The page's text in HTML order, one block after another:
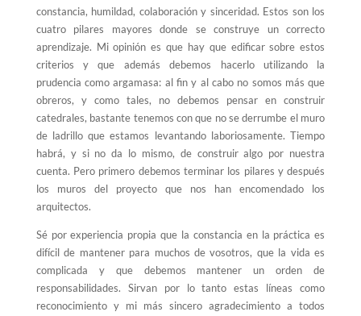
constancia, humildad, colaboración y sinceridad. Estos son los
cuatro pilares mayores donde se construye un correcto
aprendizaje. Mi opinión es que hay que edificar sobre estos
criterios y que además debemos hacerlo utilizando la
prudencia como argamasa: al fin y al cabo no somos más que
obreros, y como tales, no debemos pensar en construir
catedrales, bastante tenemos con que no se derrumbe el muro
de ladrillo que estamos levantando laboriosamente. Tiempo
habrá, y si no da lo mismo, de construir algo por nuestra
cuenta. Pero primero debemos terminar los pilares y después
los muros del proyecto que nos han encomendado los
arquitectos.
Sé por experiencia propia que la constancia en la práctica es
difícil de mantener para muchos de vosotros, que la vida es
complicada y que debemos mantener un orden de
responsabilidades. Sirvan por lo tanto estas líneas como
reconocimiento y mi más sincero agradecimiento a todos